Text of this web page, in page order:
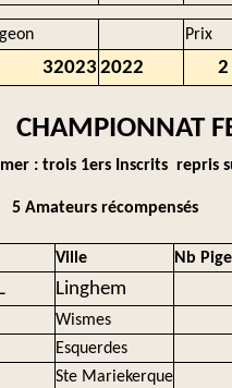
Prix
32023 2022 2
CHAMPIONNAT
: trois 1ers Inscrits repris
5 Amateurs récompensés
Ville Nb
Linghem
Wismes
Esquerdes
Ste Mariekerque